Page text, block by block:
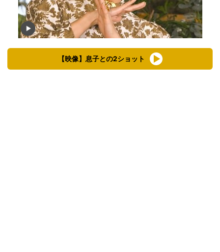
【映像】息子との2ショット